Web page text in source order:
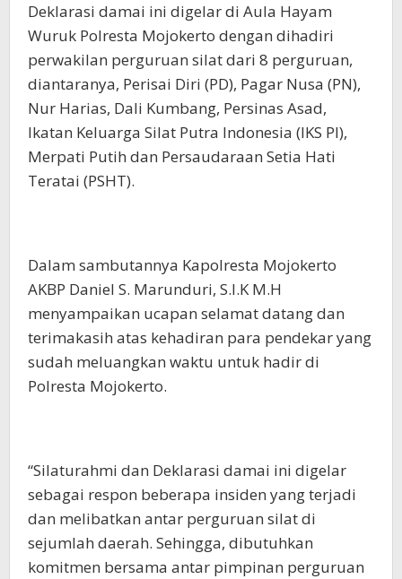
Deklarasi damai ini digelar di Aula Hayam
Wuruk Polresta Mojokerto dengan dihadiri
perwakilan perguruan silat dari 8 perguruan,
diantaranya, Perisai Diri (PD), Pagar Nusa (PN),
Nur Harias, Dali Kumbang, Persinas Asad,
Ikatan Keluarga Silat Putra Indonesia (IKS PI),
Merpati Putih dan Persaudaraan Setia Hati
Teratai (PSHT).
Dalam sambutannya Kapolresta Mojokerto
AKBP Daniel S. Marunduri, S.I.K M.H
menyampaikan ucapan selamat datang dan
terimakasih atas kehadiran para pendekar yang
sudah meluangkan waktu untuk hadir di
Polresta Mojokerto.
“Silaturahmi dan Deklarasi damai ini digelar
sebagai respon beberapa insiden yang terjadi
dan melibatkan antar perguruan silat di
sejumlah daerah. Sehingga, dibutuhkan
komitmen bersama antar pimpinan perguruan